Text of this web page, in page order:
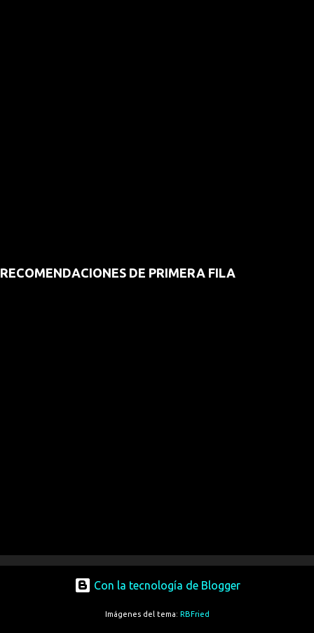
RECOMENDACIONES DE PRIMERA FILA
Con la tecnología de Blogger
Imágenes del tema: RBFried